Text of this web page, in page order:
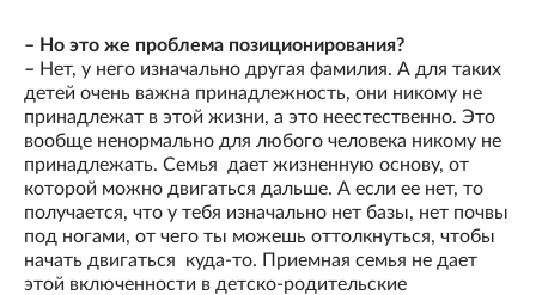
– Но это же проблема позиционирования?
– Нет, у него изначально другая фамилия. А для таких
детей очень важна принадлежность, они никому не
принадлежат в этой жизни, а это неестественно. Это
вообще ненормально для любого человека никому не
принадлежать. Семья дает жизненную основу, от
которой можно двигаться дальше. А если ее нет, то
получается, что у тебя изначально нет базы, нет почвы
под ногами, от чего ты можешь оттолкнуться, чтобы
начать двигаться куда-то. Приемная семья не дает
этой включенности в детско-родительские